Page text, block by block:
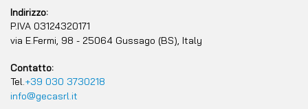
Indirizzo:
P.IVA 03124320171
via E.Fermi, 98 - 25064 Gussago (BS), Italy
Contatto:
Tel. +39 030 3730218
info@gecasrl.it